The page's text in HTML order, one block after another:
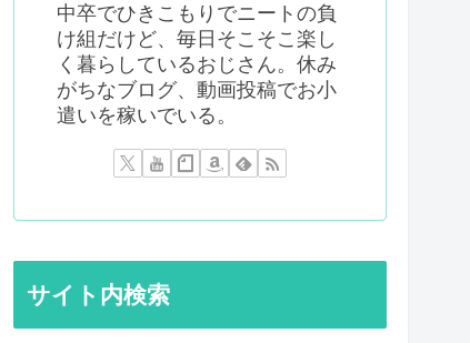
中卒でひきこもりでニートの負
け組だけど、毎日そこそこ楽し
く暮らしているおじさん。休み
がちなブログ、動画投稿でお小
遣いを稼いでいる。
サイト内検索